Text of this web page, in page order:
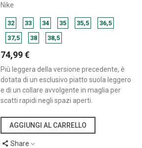
Nike
32 33 34 35 35,5
36,5
37,5
38 38,5
74,99 €
Più leggera della versione precedente, è
dotata di un esclusivo piatto suola leggero
e di un collare avvolgente in maglia per
scatti rapidi negli spazi aperti.
AGGIUNGI AL CARRELLO
Share